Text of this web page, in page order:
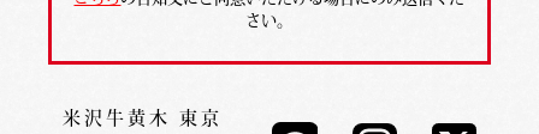
さい。
米沢牛黄木 東京